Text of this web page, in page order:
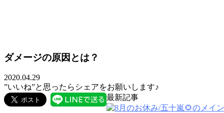
PRODUCT
COLUMN
ダメージの原因とは？
2020.04.29
”いいね”と思ったらシェアをお願いします♪
最新記事